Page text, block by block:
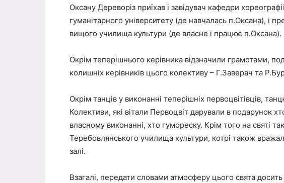
Оксану Дереворіз приїхав і завідувач кафедри
гуманітарного університету (де навчалась п.Оксана), і
вищого училища культури (де власне і працює п.Оксана).
Окрім теперішнього керівника відзначили грамотами,
колишніх керівників цього колективу – Г.Заверач та
Окрім танців у виконанні теперішніх первоцвітівців,
Колективи, які вітали Первоцвіт дарували в подарунок
власному виконанні, хто гумореску. Крім того на святі
Теребовлянського училища культури, котрі також
залі.
Взагалі, передати словами атмосферу цього свята